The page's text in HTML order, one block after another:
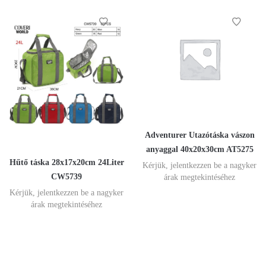
Hűtő táska 28x17x20cm 24Liter
CW5739
Kérjük, jelentkezzen be a nagyker
árak megtekintéséhez
Adventurer Utazótáska vászon
anyaggal 40x20x30cm AT5275
Kérjük, jelentkezzen be a nagyker
árak megtekintéséhez